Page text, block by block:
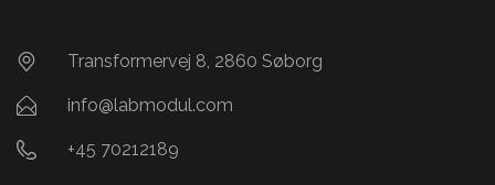
Transformervej 8, 2860 Søborg
info@labmodul.com
+45 70212189